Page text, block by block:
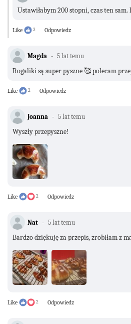
Ustawiłabym 200 stopni, czas ten sam.
Like 3 Odpowiedz
Magda 5 lat temu
Rogaliki są super pyszne 🥰 polecam
Like 2 Odpowiedz
Joanna 5 lat temu
Wyszły przepyszne!
Like 2 Odpowiedz
Nat 5 lat temu
Bardzo dziękuję za przepis, zrobiłam z
Like 2 Odpowiedz